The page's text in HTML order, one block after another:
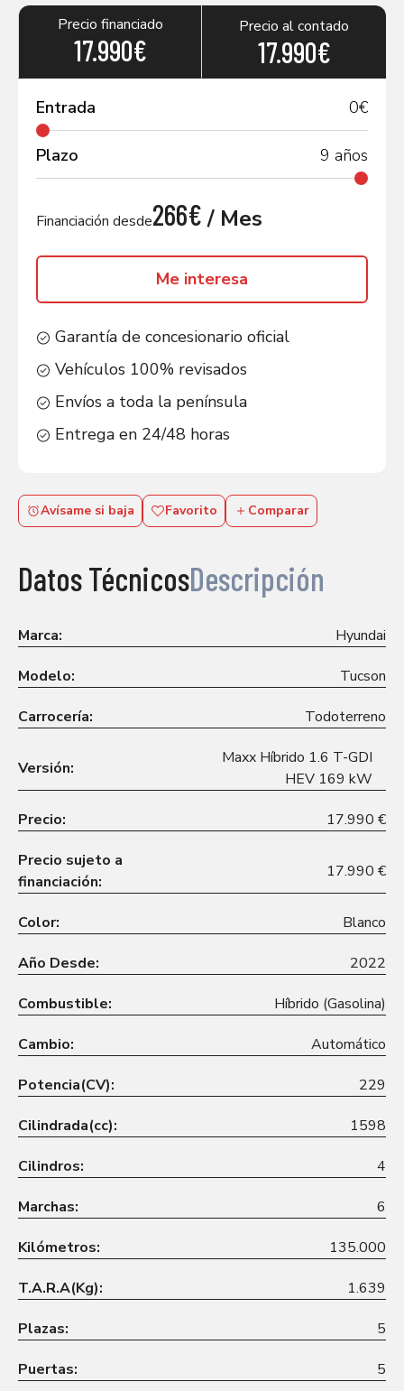
Precio financiado
17.990€
Precio al contado
17.990€
Entrada 0€
Plazo 9 años
Financiación desde266€ / Mes
Me interesa
Garantía de concesionario oficial
Vehículos 100% revisados
Envíos a toda la península
Entrega en 24/48 horas
Avísame si baja Favorito Comparar
Datos TécnicosDescripción
Marca: Hyundai
Modelo: Tucson
Carrocería: Todoterreno
Versión:
Maxx Híbrido 1.6 T-GDI
HEV 169 kW
Precio: 17.990 €
Precio sujeto a
financiación:
17.990 €
Color: Blanco
Año Desde: 2022
Combustible: Híbrido (Gasolina)
Cambio: Automático
Potencia(CV): 229
Cilindrada(cc): 1598
Cilindros: 4
Marchas: 6
Kilómetros: 135.000
T.A.R.A(Kg): 1.639
Plazas: 5
Puertas: 5